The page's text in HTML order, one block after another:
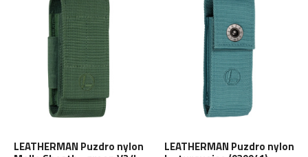
LEATHERMAN Puzdro nylon LEATHERMAN Puzdro nylon